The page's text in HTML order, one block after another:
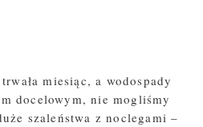
miesiąc, a wodospady
docelowym, nie mogliśmy
szaleństwa z noclegami –